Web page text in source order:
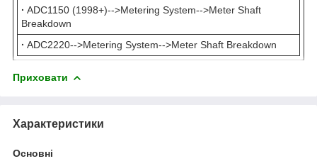
· ADC1150 (1998+)-->Metering System-->Meter Shaft
Breakdown
· ADC2220-->Metering System-->Meter Shaft Breakdown
Приховати
Характеристики
Основні